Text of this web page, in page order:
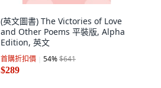
(英文圖書) The Victories of Love
and Other Poems 平裝版, Alpha
Edition, 英文
首購折扣價 54%$641
$289